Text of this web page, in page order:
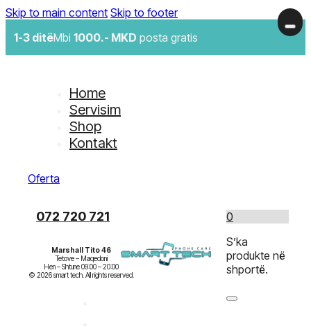
Skip to main content Skip to footer
1-3 ditëMbi 1000.- MKD posta gratis
Home
Servisim
Shop
Kontakt
Oferta
072 720 721
Marshall Tito 46
Tetove – Maqedoni
Hen – Shtune 09:00 – 20:00
0
S’ka
produkte në
shportë.